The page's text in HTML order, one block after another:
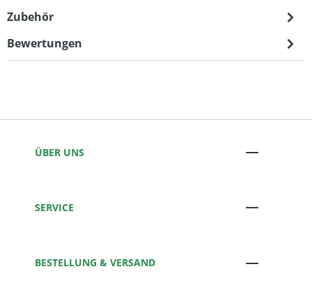
Zubehör
Bewertungen
ÜBER UNS
SERVICE
BESTELLUNG & VERSAND